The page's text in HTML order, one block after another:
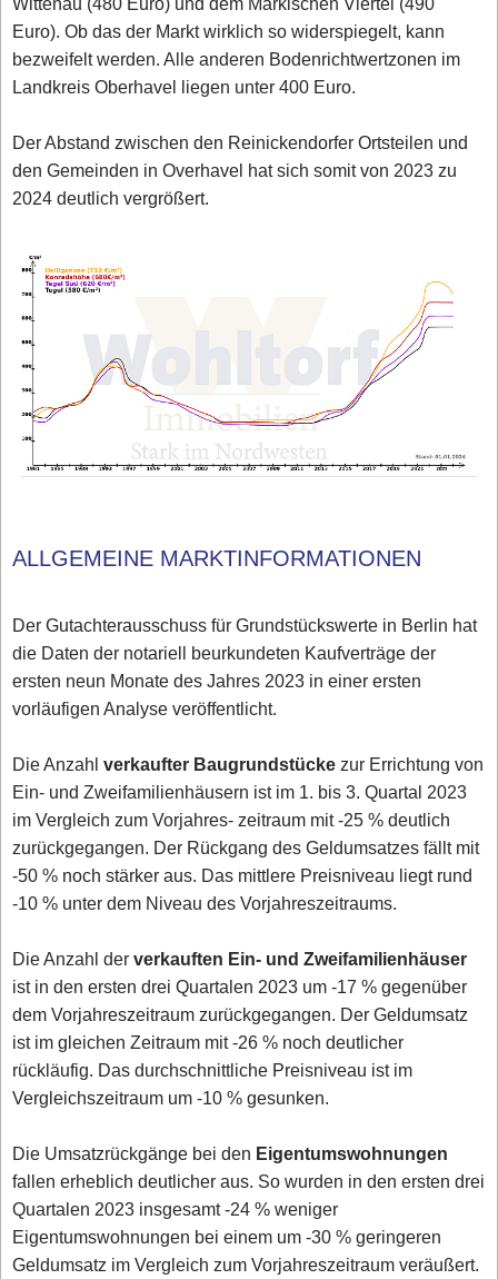
Euro). Ob das der Markt wirklich so widerspiegelt, kann
bezweifelt werden. Alle anderen Bodenrichtwertzonen im
Landkreis Oberhavel liegen unter 400 Euro.
Der Abstand zwischen den Reinickendorfer Ortsteilen und
den Gemeinden in Overhavel hat sich somit von 2023 zu
2024 deutlich vergrößert.
ALLGEMEINE MARKTINFORMATIONEN
Der Gutachterausschuss für Grundstückswerte in Berlin hat
die Daten der notariell beurkundeten Kaufverträge der
ersten neun Monate des Jahres 2023 in einer ersten
vorläufigen Analyse veröffentlicht.
Die Anzahlverkaufter Baugrundstückezur Errichtung von
Ein- und Zweifamilienhäusern ist im 1. bis 3. Quartal 2023
im Vergleich zum Vorjahres- zeitraum mit -25 % deutlich
zurückgegangen. Der Rückgang des Geldumsatzes fällt mit
-50 % noch stärker aus. Das mittlere Preisniveau liegt rund
-10 % unter dem Niveau des Vorjahreszeitraums.
Die Anzahl derverkauften Ein- und Zweifamilienhäuser
ist in den ersten drei Quartalen 2023 um -17 % gegenüber
dem Vorjahreszeitraum zurückgegangen. Der Geldumsatz
ist im gleichen Zeitraum mit -26 % noch deutlicher
rückläufig. Das durchschnittliche Preisniveau ist im
Vergleichszeitraum um -10 % gesunken.
Die Umsatzrückgänge bei den Eigentumswohnungen
fallen erheblich deutlicher aus. So wurden in den ersten drei
Quartalen 2023 insgesamt -24 % weniger
Eigentumswohnungen bei einem um -30 % geringeren
Geldumsatz im Vergleich zum Vorjahreszeitraum veräußert.